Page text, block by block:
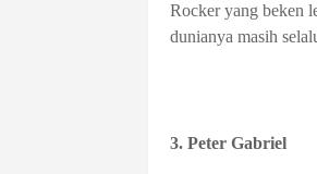
Rocker yang beken
dunianya masih
3. Peter Gabriel